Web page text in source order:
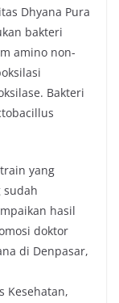
Dhyana Pura
bakteri
amino non-
Bakteri
yang
sudah
hasil
doktor
di Denpasar,
Kesehatan,